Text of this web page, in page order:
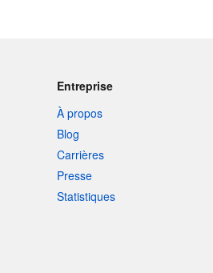
Entreprise
À propos
Blog
Carrières
Presse
Statistiques